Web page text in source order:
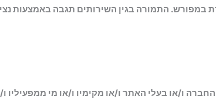
במפורש. התמורה בגין השירותים תגבה באמצעות
ו/או בעלי האתר ו/או מקימיו ו/או מי ממפעיליו